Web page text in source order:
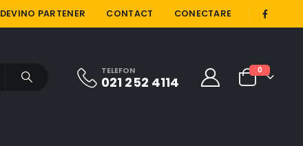
DEVINO PARTENER CONTACT CONECTARE |
TELEFON
021 252 4114
0